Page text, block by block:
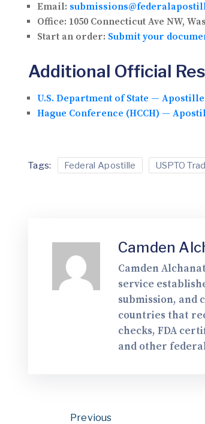
Email:
Office: 1050 Connecticut Ave NW,
Start an order: Submit your
Additional Official
U.S. Department of State —
Hague Conference (HCCH) —
Tags: Federal Apostille USPTO
Camden
Camden
service
submission, and
countries that
checks, FDA
and other
Previous